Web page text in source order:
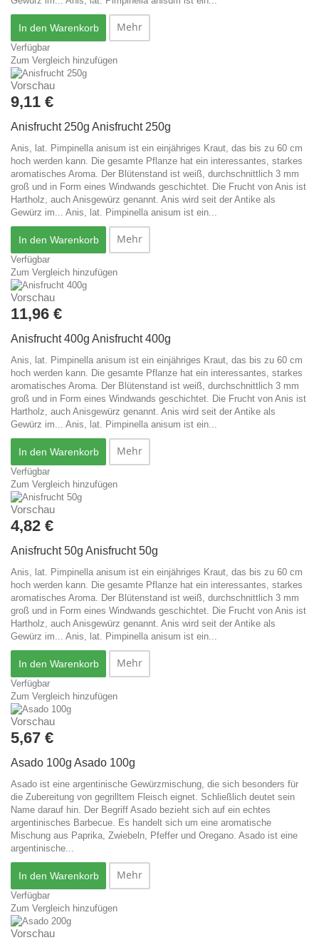
In den Warenkorb Mehr
Verfügbar
Zum Vergleich hinzufügen
Vorschau
9,11 €
Anisfrucht 250g Anisfrucht 250g
Anis, lat. Pimpinella anisum ist ein einjähriges Kraut, das bis zu 60 cm
hoch werden kann. Die gesamte Pflanze hat ein interessantes, starkes
aromatisches Aroma. Der Blütenstand ist weiß, durchschnittlich 3 mm
groß und in Form eines Windwands geschichtet. Die Frucht von Anis ist
Hartholz, auch Anisgewürz genannt. Anis wird seit der Antike als
Gewürz im... Anis, lat. Pimpinella anisum ist ein...
In den Warenkorb Mehr
Verfügbar
Zum Vergleich hinzufügen
Vorschau
11,96 €
Anisfrucht 400g Anisfrucht 400g
Anis, lat. Pimpinella anisum ist ein einjähriges Kraut, das bis zu 60 cm
hoch werden kann. Die gesamte Pflanze hat ein interessantes, starkes
aromatisches Aroma. Der Blütenstand ist weiß, durchschnittlich 3 mm
groß und in Form eines Windwands geschichtet. Die Frucht von Anis ist
Hartholz, auch Anisgewürz genannt. Anis wird seit der Antike als
Gewürz im... Anis, lat. Pimpinella anisum ist ein...
In den Warenkorb Mehr
Verfügbar
Zum Vergleich hinzufügen
Vorschau
4,82 €
Anisfrucht 50g Anisfrucht 50g
Anis, lat. Pimpinella anisum ist ein einjähriges Kraut, das bis zu 60 cm
hoch werden kann. Die gesamte Pflanze hat ein interessantes, starkes
aromatisches Aroma. Der Blütenstand ist weiß, durchschnittlich 3 mm
groß und in Form eines Windwands geschichtet. Die Frucht von Anis ist
Hartholz, auch Anisgewürz genannt. Anis wird seit der Antike als
Gewürz im... Anis, lat. Pimpinella anisum ist ein...
In den Warenkorb Mehr
Verfügbar
Zum Vergleich hinzufügen
Vorschau
5,67 €
Asado 100g Asado 100g
Asado ist eine argentinische Gewürzmischung, die sich besonders für
die Zubereitung von gegrilltem Fleisch eignet. Schließlich deutet sein
Name darauf hin. Der Begriff Asado bezieht sich auf ein echtes
argentinisches Barbecue. Es handelt sich um eine aromatische
Mischung aus Paprika, Zwiebeln, Pfeffer und Oregano. Asado ist eine
argentinische...
In den Warenkorb Mehr
Verfügbar
Zum Vergleich hinzufügen
Vorschau